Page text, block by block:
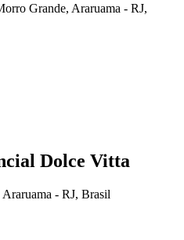
Grande, Araruama - RJ,
Dolce Vitta
- RJ, Brasil